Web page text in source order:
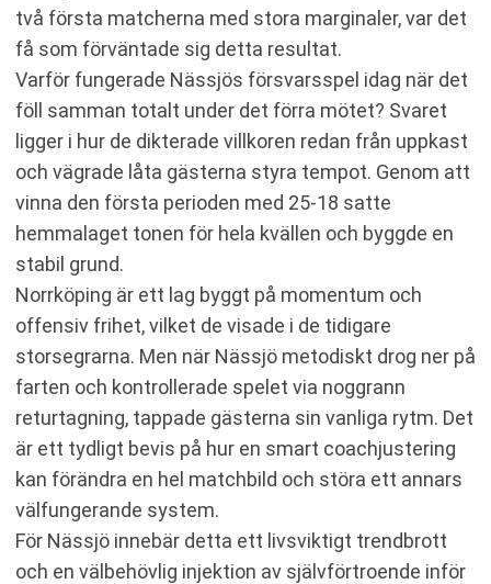
två första matcherna med stora marginaler, var det
få som förväntade sig detta resultat.
Varför fungerade Nässjös försvarsspel idag när det
föll samman totalt under det förra mötet? Svaret
ligger i hur de dikterade villkoren redan från uppkast
och vägrade låta gästerna styra tempot. Genom att
vinna den första perioden med 25-18 satte
hemmalaget tonen för hela kvällen och byggde en
stabil grund.
Norrköping är ett lag byggt på momentum och
offensiv frihet, vilket de visade i de tidigare
storsegrarna. Men när Nässjö metodiskt drog ner på
farten och kontrollerade spelet via noggrann
returtagning, tappade gästerna sin vanliga rytm. Det
är ett tydligt bevis på hur en smart coachjustering
kan förändra en hel matchbild och störa ett annars
välfungerande system.
För Nässjö innebär detta ett livsviktigt trendbrott
och en välbehövlig injektion av självförtroende inför